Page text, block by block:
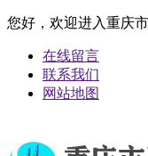
您好，欢迎进入重庆
在线留言
联系我们
网站地图